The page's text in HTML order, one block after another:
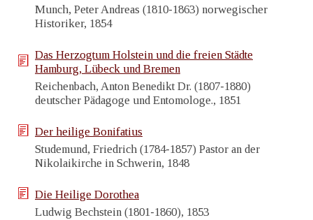
Munch, Peter Andreas (1810-1863) norwegischer
Historiker, 1854
Das Herzogtum Holstein und die freien Städte
Hamburg, Lübeck und Bremen
Reichenbach, Anton Benedikt Dr. (1807-1880)
deutscher Pädagoge und Entomologe., 1851
Der heilige Bonifatius
Studemund, Friedrich (1784-1857) Pastor an der
Nikolaikirche in Schwerin, 1848
Die Heilige Dorothea
Ludwig Bechstein (1801-1860), 1853